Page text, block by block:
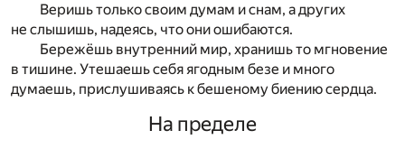
Веришь только своим думам и снам, а других
не слышишь, надеясь, что они ошибаются.
Бережёшь внутренний мир, хранишь то мгновение
в тишине. Утешаешь себя ягодным безе и много
думаешь, прислушиваясь к бешеному биению сердца.
На пределе